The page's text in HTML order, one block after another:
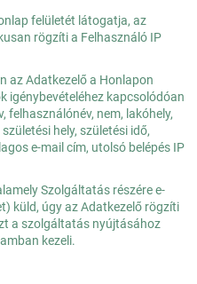
felületét látogatja, az
rögzíti a Felhasználó IP
az Adatkezelő a Honlapon
igénybevételéhez kapcsolódóan
felhasználónév, nem, lakóhely,
hely, születési idő,
e-mail cím, utolsó belépés IP
Szolgáltatás részére e-
küld, úgy az Adatkezelő rögzíti
a szolgáltatás nyújtásához
kezeli.